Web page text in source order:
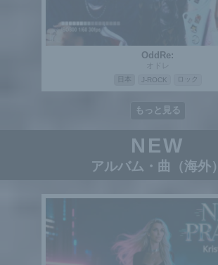
OddRe:
J-ROCK ロック
もっと見る
NEW
アルバム・曲（海外）